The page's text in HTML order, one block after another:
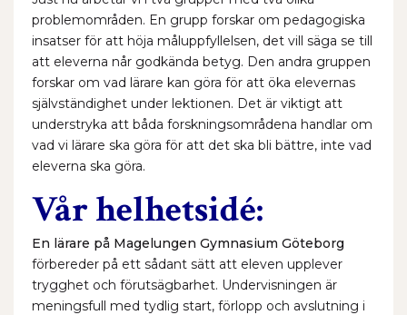
problemområden. En grupp forskar om pedagogiska
insatser för att höja måluppfyllelsen, det vill säga se till
att eleverna når godkända betyg. Den andra gruppen
forskar om vad lärare kan göra för att öka elevernas
självständighet under lektionen. Det är viktigt att
understryka att båda forskningsområdena handlar om
vad vi lärare ska göra för att det ska bli bättre, inte vad
eleverna ska göra.
Vår helhetsidé:
En lärare på Magelungen Gymnasium Göteborg
förbereder på ett sådant sätt att eleven upplever
trygghet och förutsägbarhet. Undervisningen är
meningsfull med tydlig start, förlopp och avslutning i